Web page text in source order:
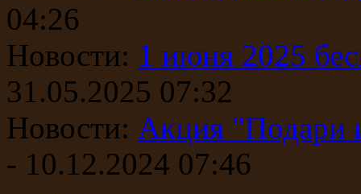
04:26
Новости: 1 июня 2025
31.05.2025 07:32
Новости: Акция "Подари
- 10.12.2024 07:46